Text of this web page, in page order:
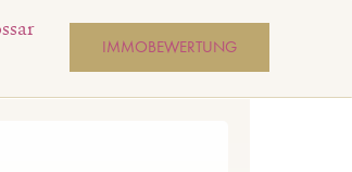
IMMOBEWERTUNG